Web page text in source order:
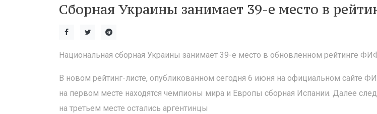
Сборная Украины занимает 39-е место в
Национальная сборная Украины занимает 39-е место в обновленном рейтинге
В новом рейтинг-листе, опубликованном сегодня 6 июня на официальном сайте
на первом месте находятся чемпионы мира и Европы сборная Испании. Далее
на третьем месте остались аргентинцы